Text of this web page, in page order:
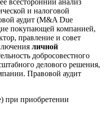
и налоговой
аудит (M&A Due
покупающей компанией,
правление и совет
личной
добросовестного
делового решения,
Правовой аудит